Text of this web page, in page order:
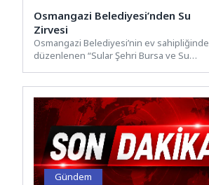
Osmangazi Belediyesi’nden Su
Zirvesi
Osmangazi Belediyesi’nin ev sahipliğinde
düzenlenen “Sular Şehri Bursa ve Su
Gündem